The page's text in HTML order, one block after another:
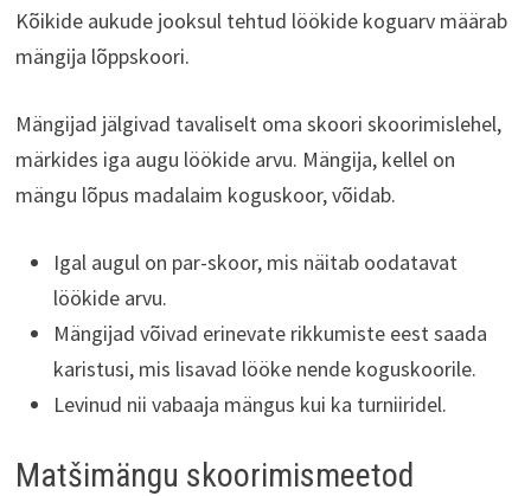
Kõikide aukude jooksul tehtud löökide koguarv määrab
mängija lõppskoori.
Mängijad jälgivad tavaliselt oma skoori skoorimislehel,
märkides iga augu löökide arvu. Mängija, kellel on
mängu lõpus madalaim koguskoor, võidab.
Igal augul on par-skoor, mis näitab oodatavat
löökide arvu.
Mängijad võivad erinevate rikkumiste eest saada
karistusi, mis lisavad lööke nende koguskoorile.
Levinud nii vabaaja mängus kui ka turniiridel.
Matšimängu skoorimismeetod